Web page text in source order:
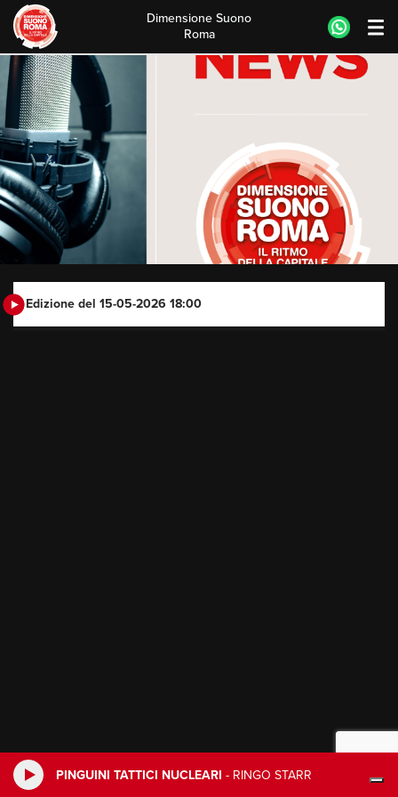
PINGUINI TATTICI NUCLEARI - RINGO STARR
Skip
to
content
Dimensione Suono
Roma
Edizione del 15-05-2026 18:00